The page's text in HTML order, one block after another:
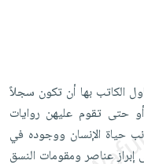
الكاتب بها أن تكون سجلاً
أو حتى تقوم عليهن روايات
حياة الإنسان ووجوده في
عناصر ومقومات النسق